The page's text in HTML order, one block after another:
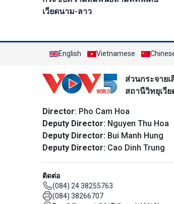
เวียดนาม-ลาว
English Vietnamese
ส่วนกระจายเ
สถานีวิทยุเวี
Director: Pho Cam Hoa
Deputy Director: Nguyen Thu Hoa
Deputy Director: Bui Manh Hung
Deputy Director: Cao Dinh Trung
ติดต่อ
(084) 24 38255763
(084) 38266707